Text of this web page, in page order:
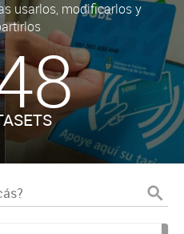
usarlos, modificarlos y